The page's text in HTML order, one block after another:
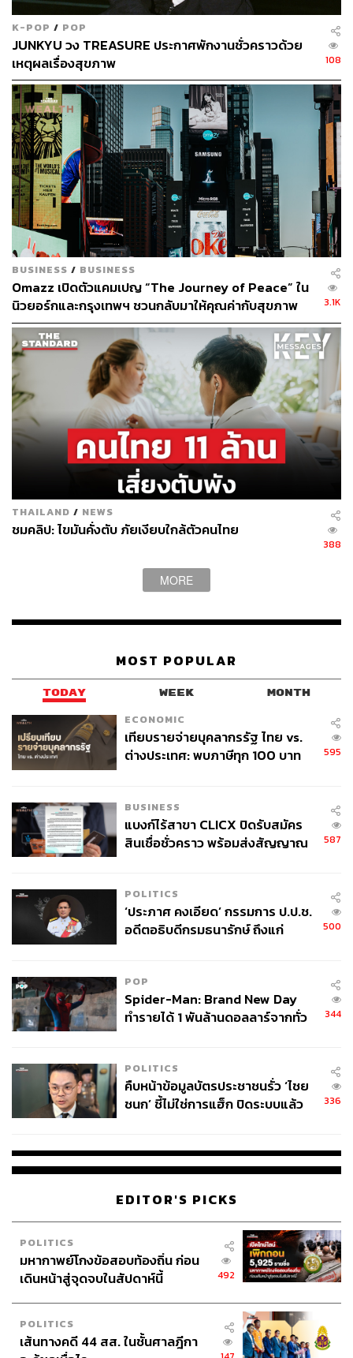
The Experience
ตลอดทั้งทริปนี้ กิจวัตรประจำวันของแต่ละบุคคลถูกออกแบบ
มาเพื่อปรนนิบัติผู้มาเยือนอย่างเป็นลำดับขั้นตอน ผสาน
ศาสตร์แห่งความผ่อนคลายและเทคโนโลยีการฟื้นฟูเข้าด้วย
กันได้อย่างไร้รอยต่อ
ทันทีที่เดินทางมาถึง ทริปนี้พร้อมต้อนรับทุกคนด้วยการปลด
ล็อกความเหนื่อยล้าสะสมด้วยศาสตร์แห่งความสงบ ผ่าน
กิจกรรม Sound Healing จากคริสตัลโบว์ลมาช่วยบำบัด ต่อ
ด้วยกิจกรรมเวิร์กชอปปรุงเครื่องหอมเฉพาะบุคคลเพื่อสร้าง
กลิ่นบำบัดเฉพาะตัว การนวดผ่อนคลายกล้ามเนื้อ และปิดท้าย
ด้วยการดริปวิตามินเพื่อรีเซตร่างกายและเติมพลังงานจาก
ภายในสู่ภายนอก
K-POP / POP
JUNKYU วง TREASURE ประกาศพักงานชั่วคราวด้วย
เหตุผลเรื่องสุขภาพ
108
BUSINESS / BUSINESS
Omazz เปิดตัวแคมเปญ “The Journey of Peace” ใน
นิวยอร์กและกรุงเทพฯ ชวนกลับมาให้คุณค่ากับสุขภาพ
และความสงบ
3.1K
THAILAND / NEWS
ชมคลิป: ไขมันคั่งตับ ภัยเงียบใกล้ตัวคนไทย
388
MORE
MOST POPULAR
TODAY WEEK MONTH
ECONOMIC
เทียบรายจ่ายบุคลากรรัฐ ไทย vs.
ต่างประเทศ: พบภาษีทุก 100 บาท
595
BUSINESS
แบงก์ไร้สาขา CLICX ปิดรับสมัคร
สินเชื่อชั่วคราว พร้อมส่งสัญญาณ
587
POLITICS
‘ประภาศ คงเอียด’ กรรมการ ป.ป.ช.
อดีตอธิบดีกรมธนารักษ์ ถึงแก่
500
POP
Spider-Man: Brand New Day
ทำรายได้ 1 พันล้านดอลลาร์จากทั่ว
344
POLITICS
คืบหน้าข้อมูลบัตรประชาชนรั่ว ‘ไชย
ชนก’ ชี้ไม่ใช่การแฮ็ก ปิดระบบแล้ว
336
EDITOR'S PICKS
POLITICS
มหากาพย์โกงข้อสอบท้องถิ่น ก่อน
เดินหน้าสู่จุดจบในสัปดาห์นี้
492
POLITICS
เส้นทางคดี 44 สส. ในชั้นศาลฎีกา